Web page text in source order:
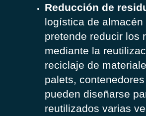
Reducción de
logística de almacén
pretende reducir los
mediante la
reciclaje de
palets,
pueden diseñarse
reutilizados varias